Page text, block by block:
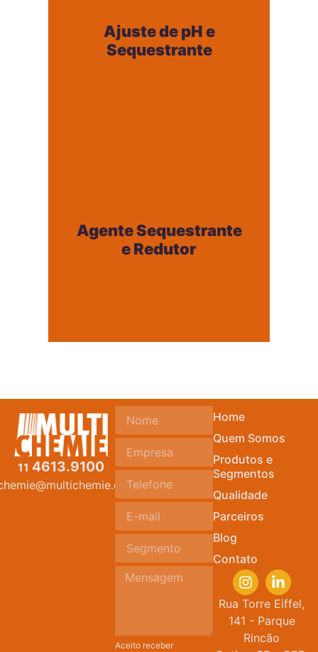
Ajuste de pH e
Sequestrante
Sequestrante
+
Agente Sequestrante
e Redutor
e Redutor
+
Home
Quem Somos
Produtos e
Segmentos
Qualidade
Parceiros
Blog
Contato
Rua Torre Eiffel,
141 - Parque
Rincão
11 4613.9100
Aceito receber